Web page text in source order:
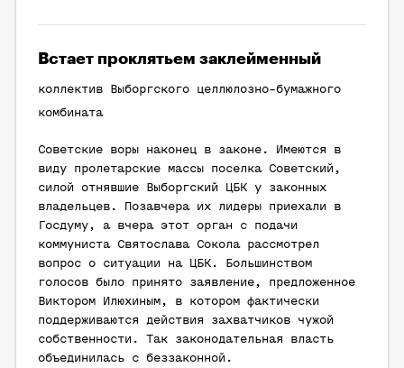
Встает проклятьем заклейменный
коллектив Выборгского целлюлозно-бумажного
комбината
Советские воры наконец в законе. Имеются в
виду пролетарские массы поселка Советский,
силой отнявшие Выборгский ЦБК у законных
владельцев. Позавчера их лидеры приехали в
Госдуму, а вчера этот орган с подачи
коммуниста Святослава Сокола рассмотрел
вопрос о ситуации на ЦБК. Большинством
голосов было принято заявление, предложенное
Виктором Илюхиным, в котором фактически
поддерживаются действия захватчиков чужой
собственности. Так законодательная власть
объединилась с беззаконной.